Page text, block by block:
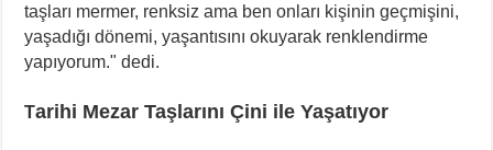
taşları mermer, renksiz ama ben onları kişinin geçmişini,
yaşadığı dönemi, yaşantısını okuyarak renklendirme
yapıyorum." dedi.
Tarihi Mezar Taşlarını Çini ile Yaşatıyor